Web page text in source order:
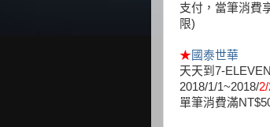
支付，當筆消費
限)
★ 國泰世華
天天到7-
2018/1/1~2018/
單筆消費滿